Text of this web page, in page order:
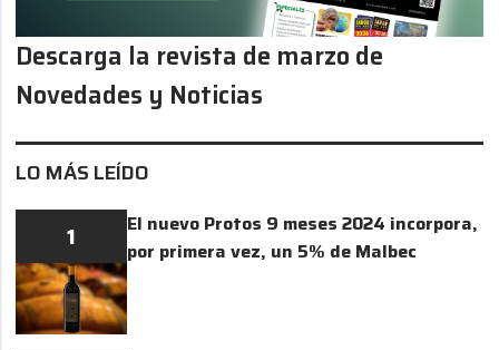
LO MÁS LEÍDO
1
El nuevo Protos 9 meses 2024 incorpora,
por primera vez, un 5% de Malbec
Descarga la revista de marzo de
Novedades y Noticias